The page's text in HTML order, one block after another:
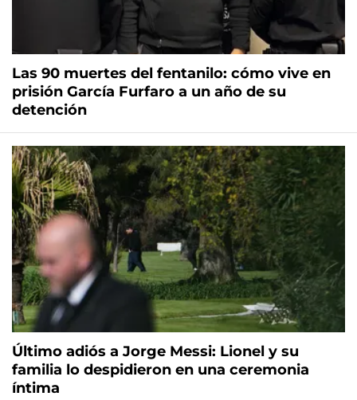
Las 90 muertes del fentanilo: cómo vive en
prisión García Furfaro a un año de su
detención
Último adiós a Jorge Messi: Lionel y su
familia lo despidieron en una ceremonia
íntima